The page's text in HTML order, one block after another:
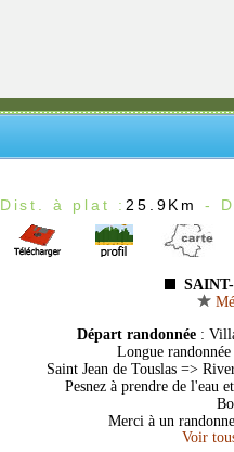
Dist. à plat : 25.9Km -
Départ randonnée :
Longue
Saint Jean de Touslas =>
Pesnez à prendre de l'eau
Merci à un